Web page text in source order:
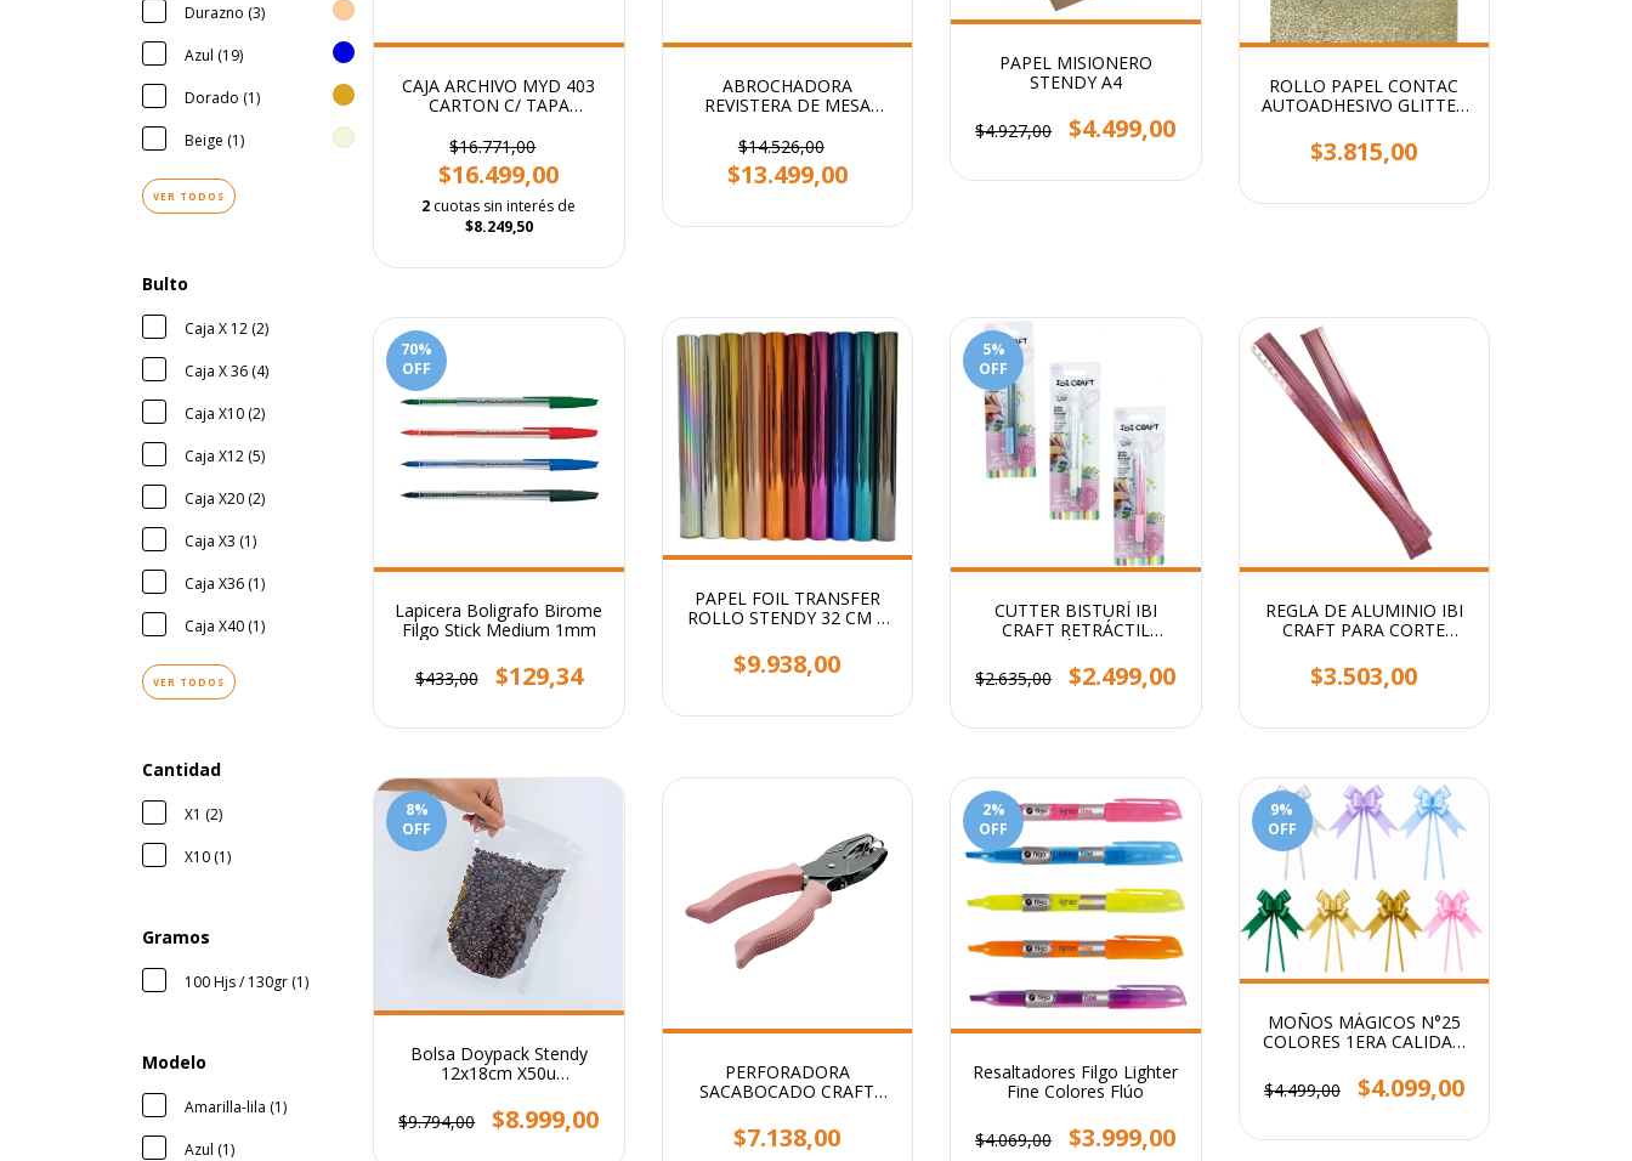
Durazno (3)
Azul (19)
Dorado (1)
Beige (1)
VER TODOS
Bulto
Caja X 12 (2)
Caja X 36 (4)
Caja X10 (2)
Caja X12 (5)
Caja X20 (2)
Caja X3 (1)
Caja X36 (1)
Caja X40 (1)
VER TODOS
Cantidad
X1 (2)
X10 (1)
Gramos
100 Hjs / 130gr (1)
Modelo
Amarilla-lila (1)
Azul (1)
CAJA ARCHIVO MYD 403
CARTON C/ TAPA
CM
$16.771,00
$16.499,00
2 cuotas sin interés de
$8.249,50
ABROCHADORA
REVISTERA DE MESA
$14.526,00
$13.499,00
PAPEL MISIONERO
STENDY A4
$4.927,00 $4.499,00
ROLLO PAPEL CONTAC
AUTOADHESIVO GLITTER
$3.815,00
70%
OFF
Lapicera Boligrafo Birome
Filgo Stick Medium 1mm
$433,00 $129,34
PAPEL FOIL TRANSFER
ROLLO STENDY 32 CM X
$9.938,00
5%
OFF
CUTTER BISTURÍ IBI
CRAFT RETRÁCTIL
BISTURI DE REPUESTO
$2.635,00 $2.499,00
REGLA DE ALUMINIO IBI
CRAFT PARA CORTE
$3.503,00
8%
OFF
Bolsa Doypack Stendy
12x18cm X50u
$9.794,00
$8.999,00
PERFORADORA
SACABOCADO CRAFT
$7.138,00
2%
OFF
Resaltadores Filgo Lighter
Fine Colores Flúo
$4.069,00 $3.999,00
9%
OFF
MOÑOS MÁGICOS N°25
COLORES 1ERA CALIDAD
PACK X 100 UNI
$4.499,00 $4.099,00